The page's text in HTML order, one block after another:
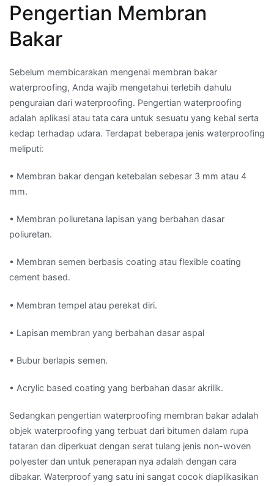
Pengertian Membran
Bakar
Sebelum membicarakan mengenai membran bakar
waterproofing, Anda wajib mengetahui terlebih dahulu
penguraian dari waterproofing. Pengertian waterproofing
adalah aplikasi atau tata cara untuk sesuatu yang kebal serta
kedap terhadap udara. Terdapat beberapa jenis waterproofing
meliputi:
• Membran bakar dengan ketebalan sebesar 3 mm atau 4
mm.
• Membran poliuretana lapisan yang berbahan dasar
poliuretan.
• Membran semen berbasis coating atau flexible coating
cement based.
• Membran tempel atau perekat diri.
• Lapisan membran yang berbahan dasar aspal
• Bubur berlapis semen.
• Acrylic based coating yang berbahan dasar akrilik.
Sedangkan pengertian waterproofing membran bakar adalah
objek waterproofing yang terbuat dari bitumen dalam rupa
tataran dan diperkuat dengan serat tulang jenis non-woven
polyester dan untuk penerapan nya adalah dengan cara
dibakar. Waterproof yang satu ini sangat cocok diaplikasikan